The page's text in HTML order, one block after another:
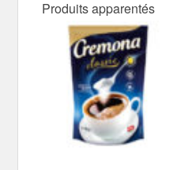
Produits apparentés